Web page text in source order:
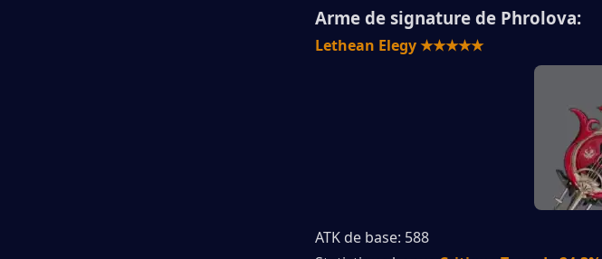
Arme de signature de Phrolova:
Lethean Elegy ★★★★★
ATK de base: 588